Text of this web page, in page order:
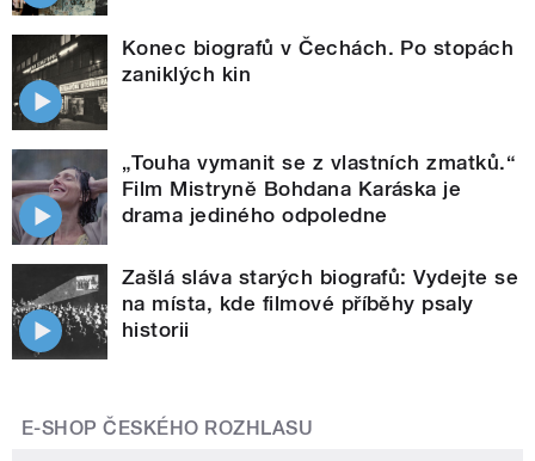
Konec biografů v Čechách. Po stopách
zaniklých kin
„Touha vymanit se z vlastních zmatků.“
Film Mistryně Bohdana Karáska je
drama jediného odpoledne
Zašlá sláva starých biografů: Vydejte se
na místa, kde filmové příběhy psaly
historii
E-SHOP ČESKÉHO ROZHLASU